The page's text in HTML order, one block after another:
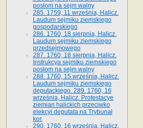
posłom na sejm walny
285. 1759, 11 września, Halicz.
Laudum sejmiku ziemskiego
gospodarskiego
286. 1760, 18 sierpnia, Halicz.
Laudum sejmiku ziemskiego
przedsejmowego
287. 1760, 18 sierpnia, Halicz.
Instrukcya sejmiku ziemskiego
posłom na sejm walny
288. 1760, 15 września, Halicz.
Laudum sejmiku ziemskiego
deputackiego. 289. 1760, 16
września, Halicz. Protestacye
ziemian halickich przeciwko
elekcyi deputata na Trybunał
kor.
290. 1760, 16 września, Halicz.